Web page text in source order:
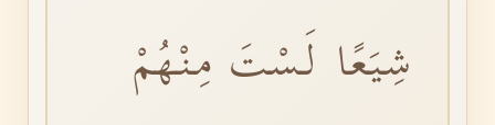
شِيَعًا لَسْتَ مِنْهُمْ